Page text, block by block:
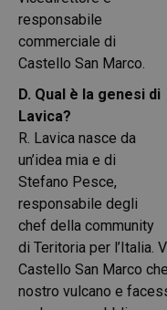
responsabile
commerciale di
Castello San Marco.
D. Qual è la genesi di
Lavica?
R. Lavica nasce da
un’idea mia e di
Stefano Pesce,
responsabile degli
chef della community
di Teritoria per l’Italia.
Castello San Marco
nostro vulcano e